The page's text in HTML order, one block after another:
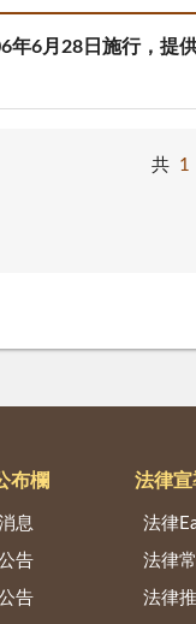
年6月28日施行，提
共 1
布欄
息
告
告
法律
法律
法律
法律